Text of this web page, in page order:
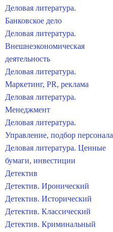
Деловая литература.
Банковское дело
Деловая литература.
Внешнеэкономическая
деятельность
Деловая литература.
Маркетинг, PR, реклама
Деловая литература.
Менеджмент
Деловая литература.
Управление, подбор персонала
Деловая литература. Ценные
бумаги, инвестиции
Детектив
Детектив. Иронический
Детектив. Исторический
Детектив. Классический
Детектив. Криминальный